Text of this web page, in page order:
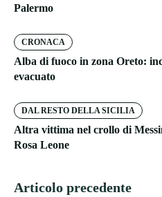
Palermo
CRONACA
Alba di fuoco in zona Oreto:
evacuato
DAL RESTO DELLA SICILIA
Altra vittima nel crollo di
Rosa Leone
Articolo precedente